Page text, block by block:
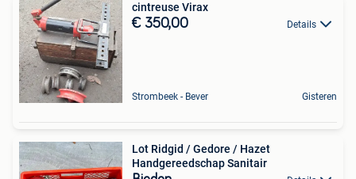
cintreuse Virax
€ 350,00 Details
Strombeek - Bever Gisteren
Lot Ridgid / Gedore / Hazet
Handgereedschap Sanitair